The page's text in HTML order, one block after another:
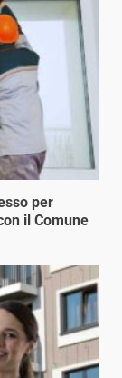
per
il Comune